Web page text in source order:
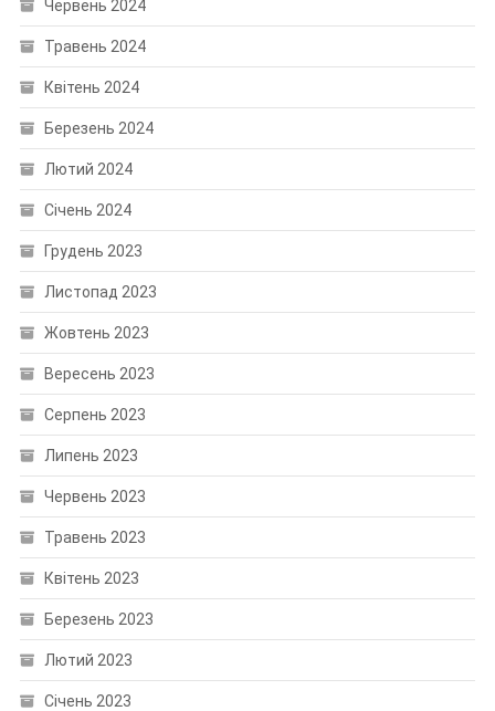
Червень 2024
Травень 2024
Квітень 2024
Березень 2024
Лютий 2024
Січень 2024
Грудень 2023
Листопад 2023
Жовтень 2023
Вересень 2023
Серпень 2023
Липень 2023
Червень 2023
Травень 2023
Квітень 2023
Березень 2023
Лютий 2023
Січень 2023